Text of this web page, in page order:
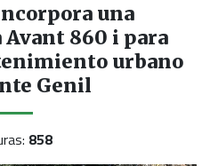
una
860 i para
urbano
Genil
858